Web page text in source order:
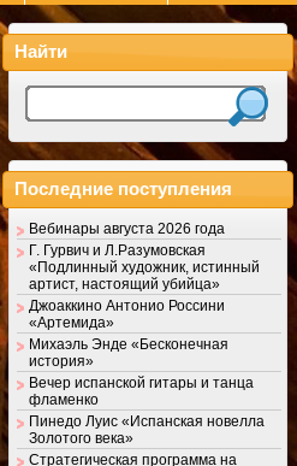
Найти
Последние поступления
Вебинары августа 2026 года
Г. Гурвич и Л.Разумовская
«Подлинный художник, истинный
артист, настоящий убийца»
Джоаккино Антонио Россини
«Артемида»
Михаэль Энде «Бесконечная
история»
Вечер испанской гитары и танца
фламенко
Пинедо Луис «Испанская новелла
Золотого века»
Стратегическая программа на